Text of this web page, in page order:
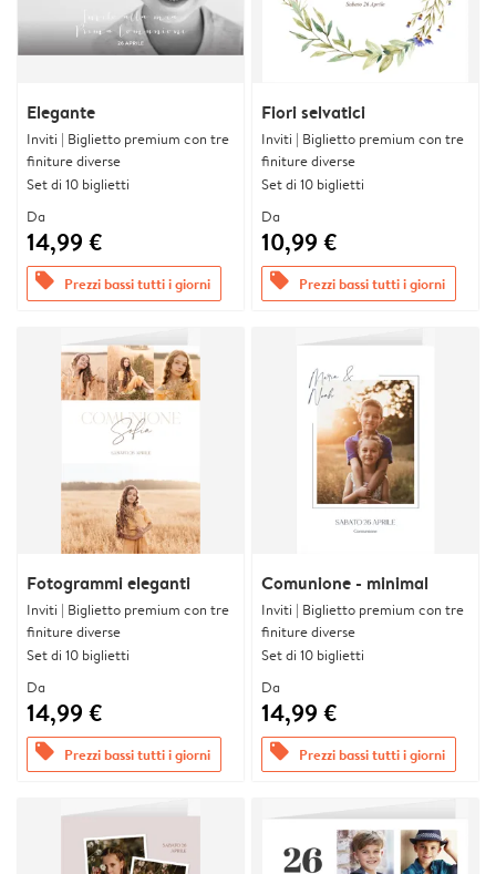
Elegante
Inviti | Biglietto premium con tre
finiture diverse
Set di 10 biglietti
Da
14,99 €
offers Prezzi bassi tutti i giorni
Fiori selvatici
Inviti | Biglietto premium con tre
finiture diverse
Set di 10 biglietti
Da
10,99 €
offers Prezzi bassi tutti i giorni
Fotogrammi eleganti
Inviti | Biglietto premium con tre
finiture diverse
Set di 10 biglietti
Da
14,99 €
offers Prezzi bassi tutti i giorni
Comunione - minimal
Inviti | Biglietto premium con tre
finiture diverse
Set di 10 biglietti
Da
14,99 €
offers Prezzi bassi tutti i giorni